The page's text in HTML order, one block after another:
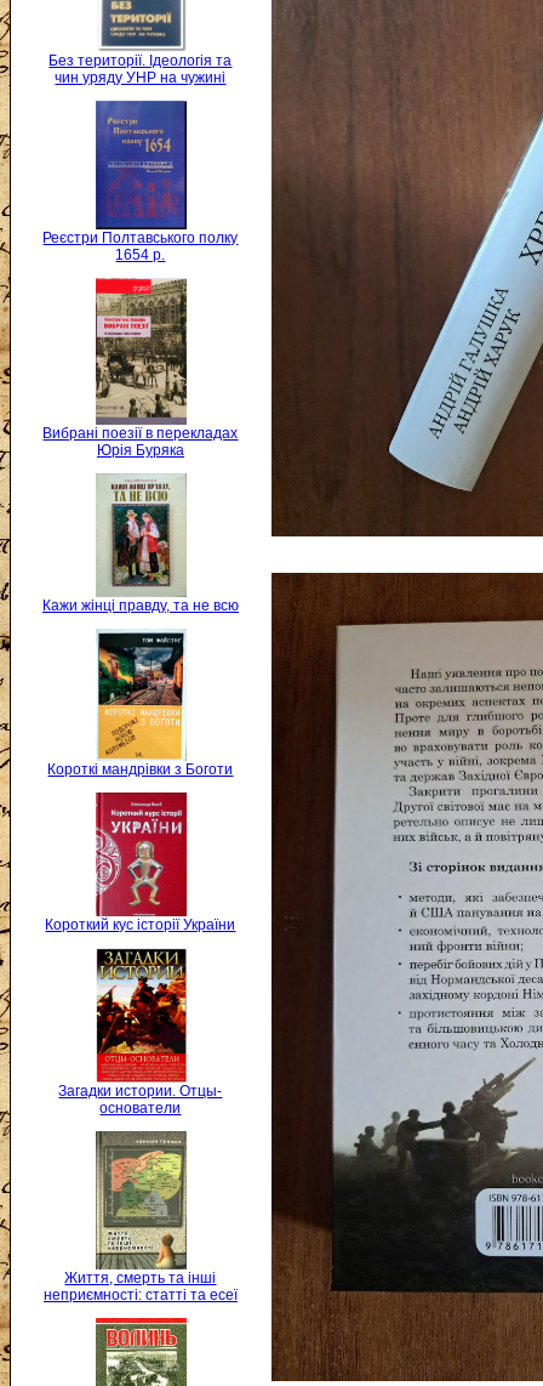
Без території. Ідеологія та
чин уряду УНР на чужині
Реєстри Полтавського полку
1654 р.
Вибрані поезії в перекладах
Юрія Буряка
Кажи жінці правду, та не всю
Короткі мандрівки з Боготи
Короткий кус історії України
Загадки истории. Отцы-
основатели
Життя, смерть та інші
неприємності: статті та есеї